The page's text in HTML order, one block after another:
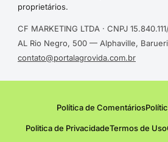
proprietários.
CF MARKETING LTDA · CNPJ
AL Rio Negro, 500 — Alphaville,
contato@portalagrovida.com.br
Política de Comentários
Politica de PrivacidadeTermos de Uso